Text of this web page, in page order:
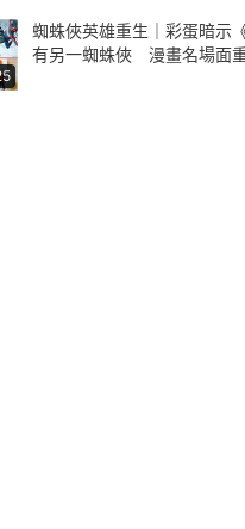
蜘蛛俠英雄重生｜彩蛋暗示
有另一蜘蛛俠 漫畫名場面